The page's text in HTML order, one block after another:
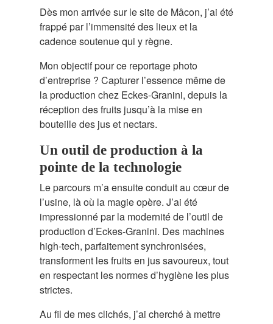
Dès mon arrivée sur le site de Mâcon, j’ai été
frappé par l’immensité des lieux et la
cadence soutenue qui y règne.
Mon objectif pour ce reportage photo
d’entreprise ? Capturer l’essence même de
la production chez Eckes-Granini, depuis la
réception des fruits jusqu’à la mise en
bouteille des jus et nectars.
Un outil de production à la
pointe de la technologie
Le parcours m’a ensuite conduit au cœur de
l’usine, là où la magie opère. J’ai été
impressionné par la modernité de l’outil de
production d’Eckes-Granini. Des machines
high-tech, parfaitement synchronisées,
transforment les fruits en jus savoureux, tout
en respectant les normes d’hygiène les plus
strictes.
Au fil de mes clichés, j’ai cherché à mettre